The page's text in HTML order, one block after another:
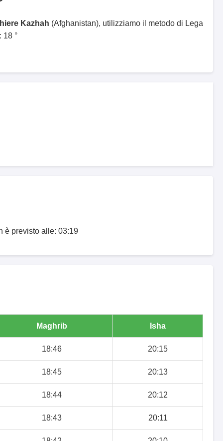
Kazhah (Afghanistan), utilizziamo il metodo di Lega
18 °
è previsto alle: 03:19
Maghrib Isha
18:46 20:15
18:45 20:13
18:44 20:12
18:43 20:11